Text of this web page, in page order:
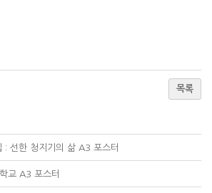
목록
: 선한 청지기의 삶 A3 포스터
교 A3 포스터